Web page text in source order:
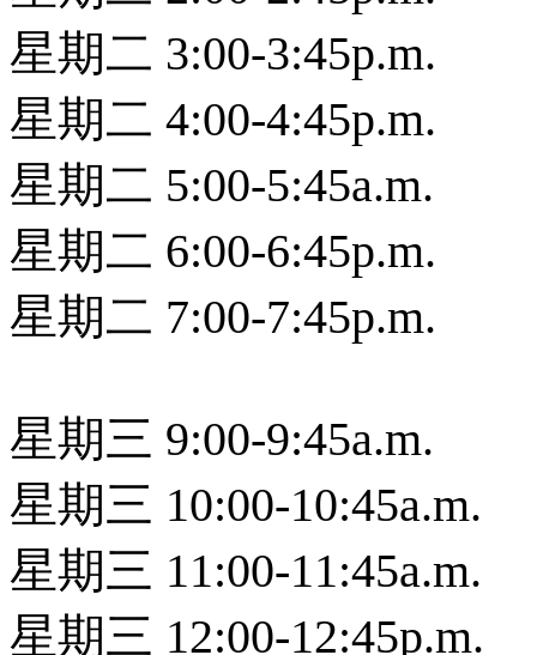
星期二 3:00-3:45p.m.
星期二 4:00-4:45p.m.
星期二 5:00-5:45a.m.
星期二 6:00-6:45p.m.
星期二 7:00-7:45p.m.
星期三 9:00-9:45a.m.
星期三 10:00-10:45a.m.
星期三 11:00-11:45a.m.
星期三 12:00-12:45p.m.